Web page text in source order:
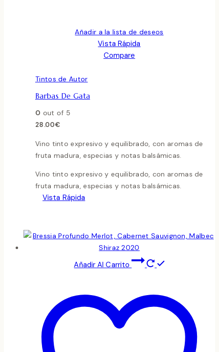
Añadir a la lista de deseos
Vista Rápida
Compare
Tintos de Autor
Barbas De Gata
0 out of 5
28.00€
Vino tinto expresivo y equilibrado, con aromas de
fruta madura, especias y notas balsámicas.
Vino tinto expresivo y equilibrado, con aromas de
fruta madura, especias y notas balsámicas.
Vista Rápida
Añadir Al Carrito